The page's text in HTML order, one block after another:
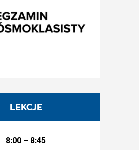
LEKCJE
8:00 – 8:45